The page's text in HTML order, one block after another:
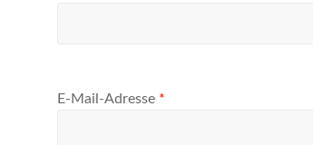
E-Mail-Adresse *